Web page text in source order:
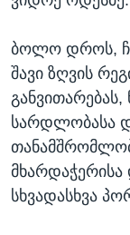
ბოლო დროს,
შავი ზღვის
სარდლობასა
სხვადასხვა